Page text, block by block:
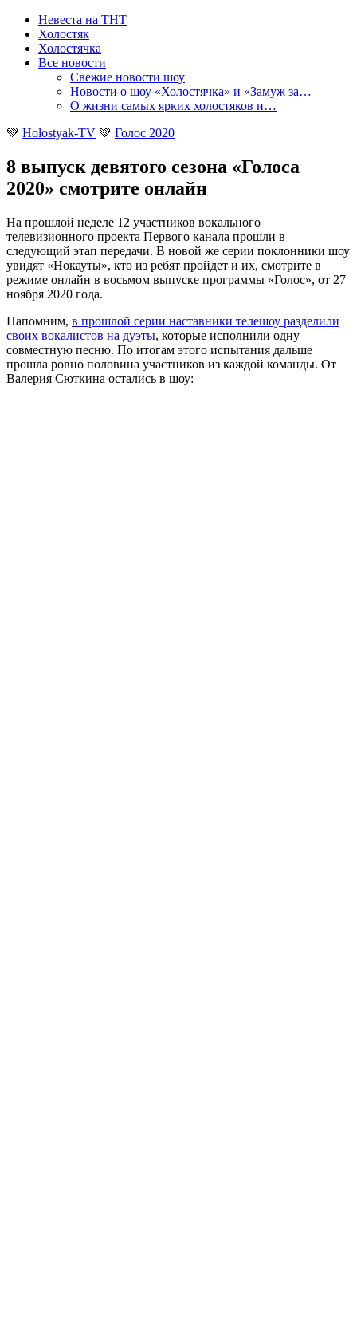
Невеста на ТНТ
Холостяк
Холостячка
Все новости
Свежие новости шоу
Новости о шоу «Холостячка» и «Замуж за…
О жизни самых ярких холостяков и…
💚 Holostyak-TV 💚 Голос 2020
8 выпуск девятого сезона «Голоса
2020» смотрите онлайн
На прошлой неделе 12 участников вокального
телевизионного проекта Первого канала прошли в
следующий этап передачи. В новой же серии поклонники шоу
увидят «Нокауты», кто из ребят пройдет и их, смотрите в
режиме онлайн в восьмом выпуске программы «Голос», от 27
ноября 2020 года.
Напомним, в прошлой серии наставники телешоу разделили
своих вокалистов на дуэты, которые исполнили одну
совместную песню. По итогам этого испытания дальше
прошла ровно половина участников из каждой команды. От
Валерия Сюткина остались в шоу: